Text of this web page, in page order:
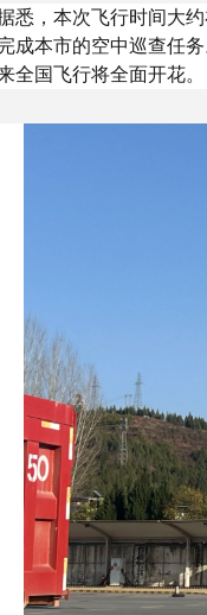
悉，本次飞行时间大
成本市的空中巡查任
全国飞行将全面开花。